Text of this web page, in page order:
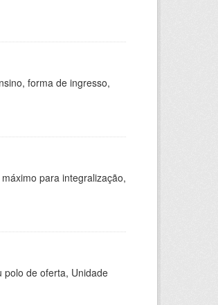
forma de ingresso,
para integralização,
polo de oferta, Unidade